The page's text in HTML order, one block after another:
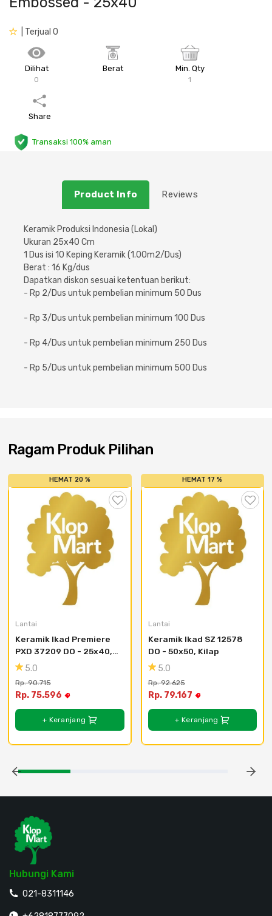
Sanitari & Aksesorisnya
Aksesoris Perabot
Scaffolding
Konstruksi
Atap & Lantai
Cat dan Kimia
Besi Profil & Plat
Semen & Sejenisnya
Pompa dan Pipa
| Terjual 0
Dilihat
0
Berat Min. Qty
1
Share
Transaksi 100% aman
Product Info Reviews
Keramik Produksi Indonesia (Lokal)
Ukuran 25x40 Cm
1 Dus isi 10 Keping Keramik (1.00m2/Dus)
Berat : 16 Kg/dus
Dapatkan diskon sesuai ketentuan berikut:
- Rp 2/Dus untuk pembelian minimum 50 Dus
- Rp 3/Dus untuk pembelian minimum 100 Dus
- Rp 4/Dus untuk pembelian minimum 250 Dus
- Rp 5/Dus untuk pembelian minimum 500 Dus
Ragam Produk Pilihan
HEMAT 20 %
Lantai
Keramik Ikad Premiere
PXD 37209 DO - 25x40,
Kilap
5.0
Rp. 90.715
Rp. 75.596
+ Keranjang
HEMAT 17 %
Lantai
Keramik Ikad SZ 12578
DO - 50x50, Kilap
5.0
Rp. 92.625
Rp. 79.167
+ Keranjang
Hubungi Kami
021-8311146